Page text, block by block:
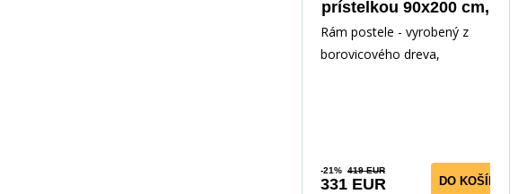
prístelkou 90x200 cm,
s matracami,
Grafit/Ružová
Rám postele - vyrobený z
borovicového dreva,
-21% 419 EUR
331 EUR DO KOŠÍKA